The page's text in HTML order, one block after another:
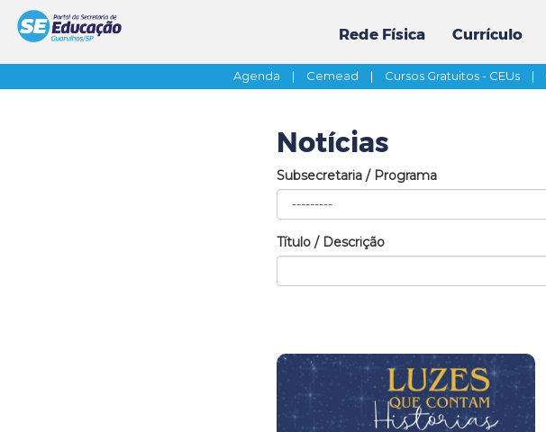
Rede Física Currículo
Agenda | Cemead | Cursos Gratuitos - CEUs |
Notícias
Subsecretaria / Programa
Título / Descrição